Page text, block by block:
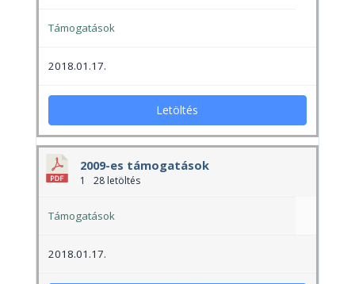
Támogatások
2018.01.17.
Letöltés
2009-es támogatások
1 28 letöltés
Támogatások
2018.01.17.